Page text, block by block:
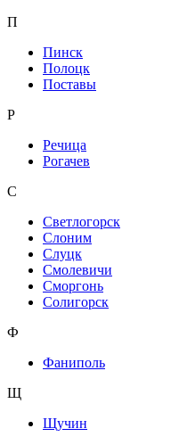
П
Пинск
Полоцк
Поставы
Р
Речица
Рогачев
С
Светлогорск
Слоним
Слуцк
Смолевичи
Сморгонь
Солигорск
Ф
Фаниполь
Щ
Щучин